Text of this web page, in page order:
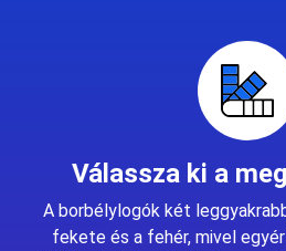
Válassza ki a
A borbélylogók két
fekete és a fehér, mivel